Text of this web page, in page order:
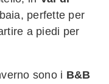
perfette per
a piedi per
sono i B&B